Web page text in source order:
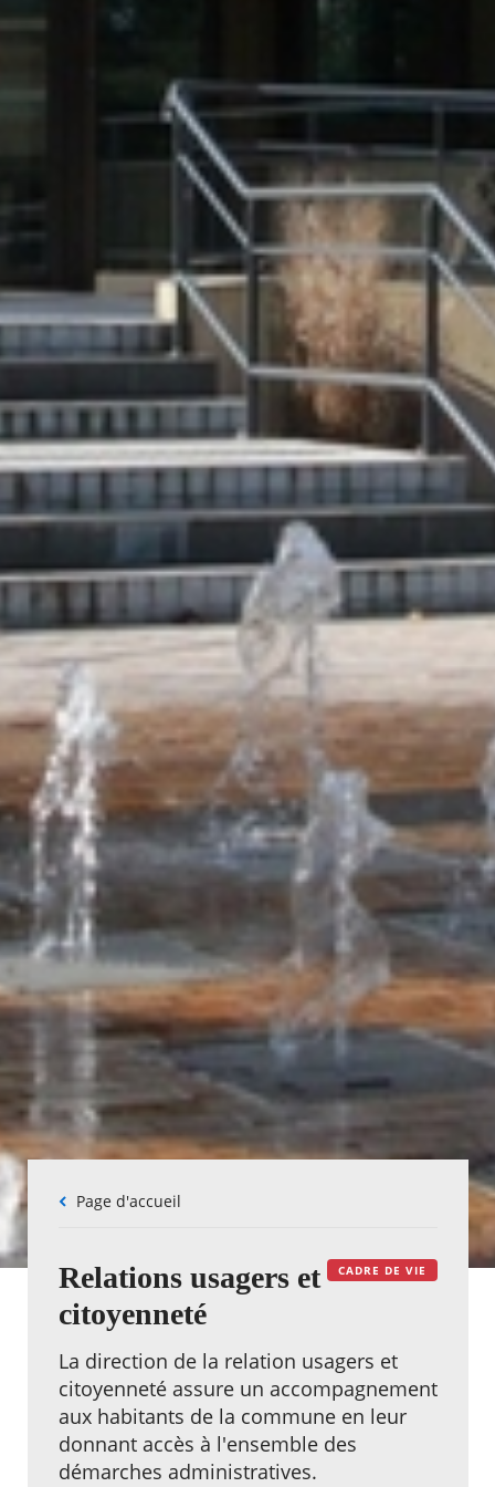
Fil
Page d'accueil
CADRE DE VIE
Relations usagers et
citoyenneté
La direction de la relation usagers et
citoyenneté assure un accompagnement
aux habitants de la commune en leur
donnant accès à l'ensemble des
démarches administratives.